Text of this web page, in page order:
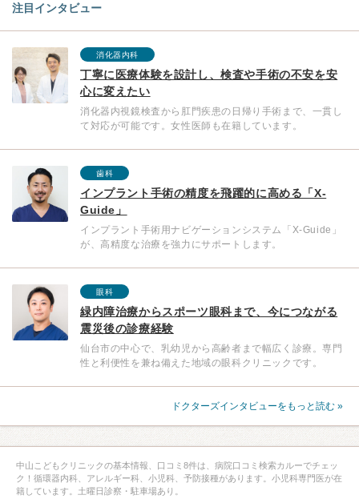
注目インタビュー
消化器内科
丁寧に医療体験を設計し、検査や手術の不安を安
心に変えたい
消化器内視鏡検査から肛門疾患の日帰り手術まで、一貫し
て対応が可能です。女性医師も在籍しています。
歯科
インプラント手術の精度を飛躍的に高める「X-
Guide」
インプラント手術用ナビゲーションシステム「X-Guide」
が、高精度な治療を強力にサポートします。
眼科
緑内障治療からスポーツ眼科まで、今につながる
震災後の診療経験
仙台市の中心で、乳幼児から高齢者まで幅広く診療。専門
性と利便性を兼ね備えた地域の眼科クリニックです。
ドクターズインタビューをもっと読む »
中山こどもクリニックの基本情報、口コミ8件は、病院口コミ検索カルーでチェッ
ク！循環器内科、アレルギー科、小児科、予防接種があります。小児科専門医が在
籍しています。土曜日診察・駐車場あり。